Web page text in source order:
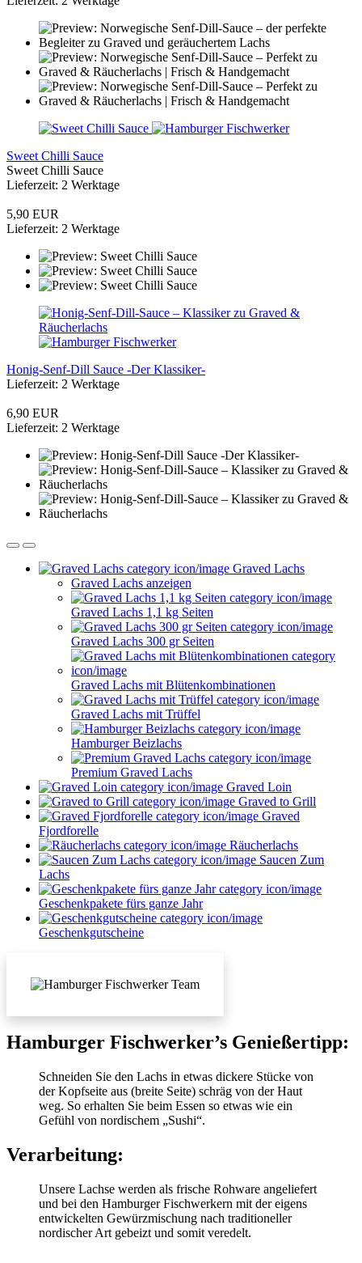
Sweet Chilli Sauce
Sweet Chilli Sauce
Lieferzeit: 2 Werktage
5,90 EUR
Lieferzeit: 2 Werktage
Honig-Senf-Dill Sauce -Der Klassiker-
Lieferzeit: 2 Werktage
6,90 EUR
Lieferzeit: 2 Werktage
Graved Lachs
Graved Lachs anzeigen
Graved Lachs 1,1 kg Seiten
Graved Lachs 300 gr Seiten
Graved Lachs mit Blütenkombinationen
Graved Lachs mit Trüffel
Hamburger Beizlachs
Premium Graved Lachs
Graved Loin
Graved to Grill
Graved
Fjordforelle
Räucherlachs
Saucen Zum
Lachs
Geschenkpakete fürs ganze Jahr
Geschenkgutscheine
Hamburger Fischwerker’s Genießertipp:
Schneiden Sie den Lachs in etwas dickere Stücke von
der Kopfseite aus (breite Seite) schräg von der Haut
weg. So erhalten Sie beim Essen so etwas wie ein
Gefühl von nordischem „Sushi“.
Verarbeitung:
Unsere Lachse werden als frische Rohware angeliefert
und bei den Hamburger Fischwerkern mit der eigens
entwickelten Gewürzmischung nach traditioneller
nordischer Art gebeizt und somit veredelt.